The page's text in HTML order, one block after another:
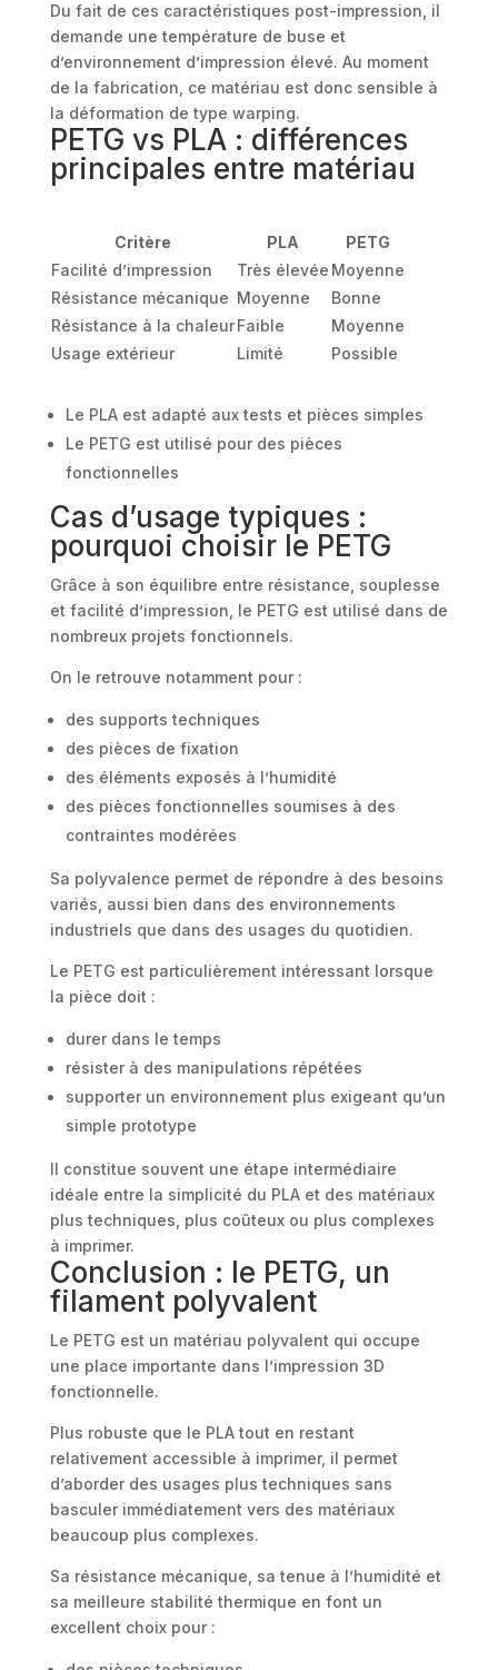
Du fait de ces caractéristiques post-impression, il
demande une température de buse et
d’environnement d’impression élevé. Au moment
de la fabrication, ce matériau est donc sensible à
la déformation de type warping.
PETG vs PLA : différences
principales entre matériau
Critère PLA
PETG
Facilité d’impression
Très élevée Moyenne
Résistance mécanique Moyenne
Bonne
Résistance à la chaleurFaible
Moyenne
Usage extérieur
Limité Possible
Le PLA est adapté aux tests et pièces simples
Le PETG est utilisé pour des pièces
fonctionnelles
Cas d’usage typiques :
pourquoi choisir le PETG
Grâce à son équilibre entre résistance, souplesse
et facilité d’impression, le PETG est utilisé dans de
nombreux projets fonctionnels.
On le retrouve notamment pour :
des supports techniques
des pièces de fixation
des éléments exposés à l’humidité
des pièces fonctionnelles soumises à des
contraintes modérées
Sa polyvalence permet de répondre à des besoins
variés, aussi bien dans des environnements
industriels que dans des usages du quotidien.
Le PETG est particulièrement intéressant lorsque
la pièce doit :
durer dans le temps
résister à des manipulations répétées
supporter un environnement plus exigeant qu’un
simple prototype
Il constitue souvent une étape intermédiaire
idéale entre la simplicité du PLA et des matériaux
plus techniques, plus coûteux ou plus complexes
à imprimer.
Conclusion : le PETG, un
filament polyvalent
Le PETG est un matériau polyvalent qui occupe
une place importante dans l’impression 3D
fonctionnelle.
Plus robuste que le PLA tout en restant
relativement accessible à imprimer, il permet
d’aborder des usages plus techniques sans
basculer immédiatement vers des matériaux
beaucoup plus complexes.
Sa résistance mécanique, sa tenue à l’humidité et
sa meilleure stabilité thermique en font un
excellent choix pour :